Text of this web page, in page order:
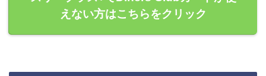
えない方はこちらをクリック